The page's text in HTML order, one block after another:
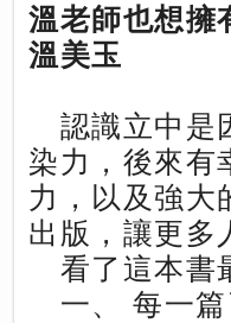
溫老師也想擁
溫美玉
認識立中是
染力，後來有
力，以及強大
出版，讓更多
看了這本書
一、 每一篇